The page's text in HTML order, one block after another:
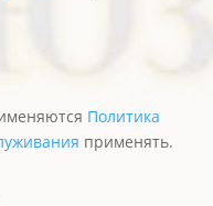
Политика
применять.